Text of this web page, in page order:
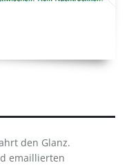
den Glanz.
emaillierten